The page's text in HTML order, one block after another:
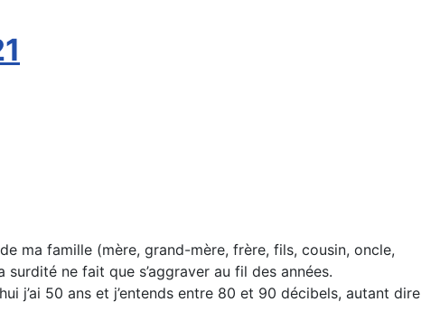
ma famille (mère, grand-mère, frère, fils, cousin, oncle,
ne fait que s’aggraver au fil des années.
j’ai 50 ans et j’entends entre 80 et 90 décibels, autant dire